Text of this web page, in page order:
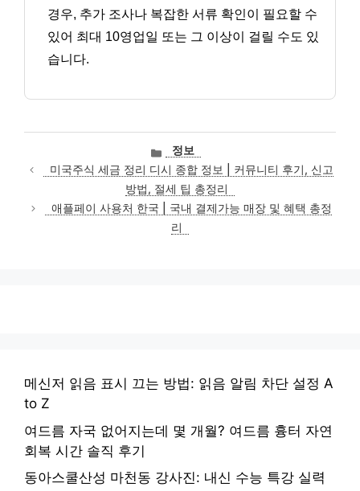
경우, 추가 조사나 복잡한 서류 확인이 필요할 수
있어 최대 10영업일 또는 그 이상이 걸릴 수도 있
습니다.
카
테
고
리
정보
미국주식 세금 정리 디시 종합 정보 | 커뮤니티 후기, 신고
방법, 절세 팁 총정리
애플페이 사용처 한국 | 국내 결제가능 매장 및 혜택 총정
리
메신저 읽음 표시 끄는 방법: 읽음 알림 차단 설정 A
to Z
여드름 자국 없어지는데 몇 개월? 여드름 흉터 자연
회복 시간 솔직 후기
동아스쿨산성 마천동 강사진: 내신 수능 특강 실력